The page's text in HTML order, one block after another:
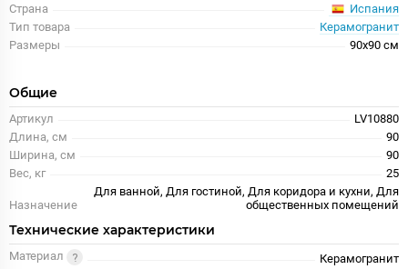
Страна
Испания
Тип товара
Керамогранит
Размеры
90x90 см
Общие
Артикул
LV10880
Длина, см
90
Ширина, см
90
Вес, кг
25
Назначение
Для ванной, Для гостиной, Для коридора и кухни, Для
общественных помещений
Технические характеристики
Материал
Керамогранит